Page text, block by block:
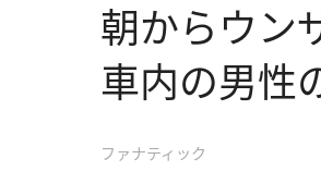
朝からウン
車内の男性
ファナティック